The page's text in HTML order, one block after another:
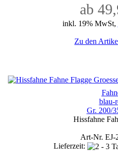
ab
inkl. 19% MwSt,
Zu den
blau-
Gr. 200/
Hissfahne
Art-Nr. EJ-
Lieferzeit: